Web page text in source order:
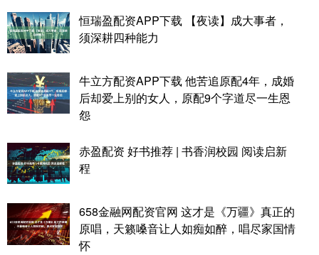
恒瑞盈配资APP下载 【夜读】成大事者，
须深耕四种能力
牛立方配资APP下载 他苦追原配4年，成婚
后却爱上别的女人，原配9个字道尽一生恩
怨
赤盈配资 好书推荐 | 书香润校园 阅读启新
程
658金融网配资官网 这才是《万疆》真正的
原唱，天籁嗓音让人如痴如醉，唱尽家国情
怀